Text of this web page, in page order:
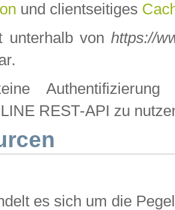
und clientseitiges
unterhalb von https://
REST-API zu
es sich um die